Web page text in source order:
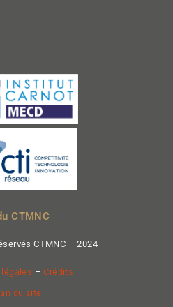
CTMNC
CTMNC – 2024
– Crédits
du site